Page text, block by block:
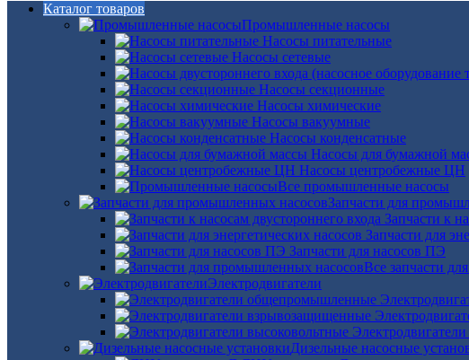
Каталог товаров
Промышленные насосы
Насосы питательные
Насосы сетевые
Насосы секционные
Насосы химические
Насосы вакуумные
Насосы конденсатные
Насосы для бумажной
Насосы центробежные ЦН
Все промышленные насосы
Запчасти для
Запчасти к
Запчасти для
Запчасти для насосов ПЭ
Все запчасти
Электродвигатели
Дизельные насосные